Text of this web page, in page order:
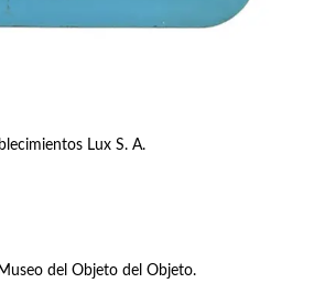
Lux S. A.
del Objeto del Objeto.